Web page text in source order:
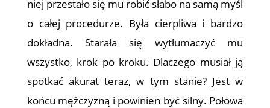
niej przestało się mu robić słabo na samą myśl
o całej procedurze. Była cierpliwa i bardzo
dokładna. Starała się wytłumaczyć mu
wszystko, krok po kroku. Dlaczego musiał ją
spotkać akurat teraz, w tym stanie? Jest w
końcu mężczyzną i powinien być silny. Połowa